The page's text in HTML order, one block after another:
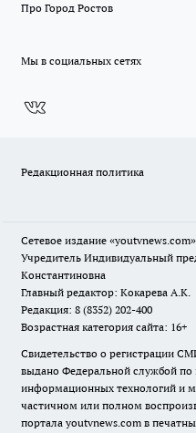
Про Город Ростов
Мы в социальных сетях
Редакционная политика
Сетевое издание «youtvnews.com»
Учредитель Индивидуальный
Константиновна
Главный редактор: Кокарева А.К.
Редакция: 8 (8352) 202-400
Возрастная категория сайта: 16+
Свидетельство о регистрации
выдано Федеральной службой по
информационных технологий и
частичном или полном
портала youtvnews.com в